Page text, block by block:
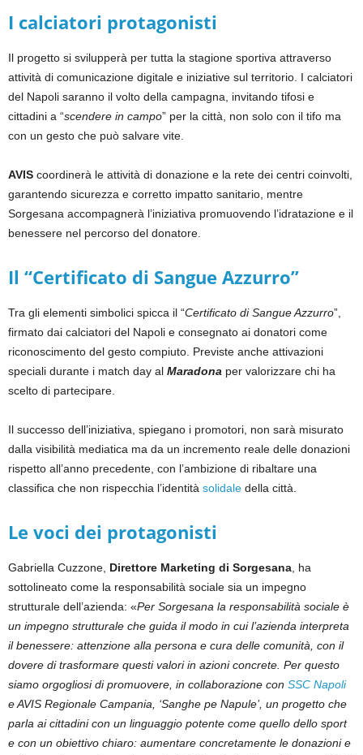
I calciatori protagonisti
Il progetto si svilupperà per tutta la stagione sportiva attraverso
attività di comunicazione digitale e iniziative sul territorio. I calciatori
del Napoli saranno il volto della campagna, invitando tifosi e
cittadini a “scendere in campo” per la città, non solo con il tifo ma
con un gesto che può salvare vite.
AVIS coordinerà le attività di donazione e la rete dei centri coinvolti,
garantendo sicurezza e corretto impatto sanitario, mentre
Sorgesana accompagnerà l’iniziativa promuovendo l’idratazione e il
benessere nel percorso del donatore.
Il “Certificato di Sangue Azzurro”
Tra gli elementi simbolici spicca il “Certificato di Sangue Azzurro”,
firmato dai calciatori del Napoli e consegnato ai donatori come
riconoscimento del gesto compiuto. Previste anche attivazioni
speciali durante i match day al Maradona per valorizzare chi ha
scelto di partecipare.
Il successo dell’iniziativa, spiegano i promotori, non sarà misurato
dalla visibilità mediatica ma da un incremento reale delle donazioni
rispetto all’anno precedente, con l’ambizione di ribaltare una
classifica che non rispecchia l’identità solidale della città.
Le voci dei protagonisti
Gabriella Cuzzone, Direttore Marketing di Sorgesana , ha
sottolineato come la responsabilità sociale sia un impegno
strutturale dell’azienda: «Per Sorgesana la responsabilità sociale è
un impegno strutturale che guida il modo in cui l’azienda interpreta
il benessere: attenzione alla persona e cura delle comunità, con il
dovere di trasformare questi valori in azioni concrete. Per questo
siamo orgogliosi di promuovere, in collaborazione con SSC Napoli
e AVIS Regionale Campania, ‘Sanghe pe Napule’, un progetto che
parla ai cittadini con un linguaggio potente come quello dello sport
e con un obiettivo chiaro: aumentare concretamente le donazioni e